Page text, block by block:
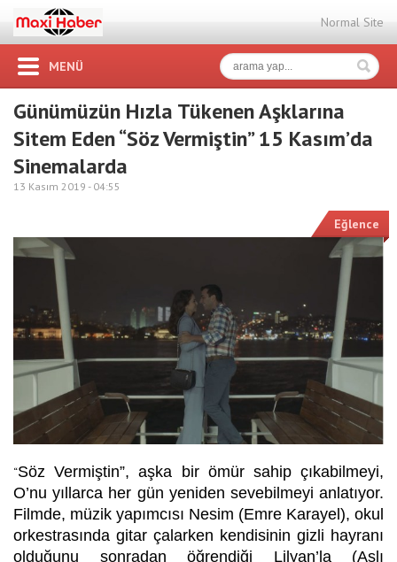
Normal Site
MENÜ
Günümüzün Hızla Tükenen Aşklarına
Sitem Eden “Söz Vermiştin” 15 Kasım’da
Sinemalarda
13 Kasım 2019 - 04:55
Eğlence
“Söz Vermiştin”, aşka bir ömür sahip çıkabilmeyi,
O’nu yıllarca her gün yeniden sevebilmeyi anlatıyor.
Filmde, müzik yapımcısı Nesim (Emre Karayel), okul
orkestrasında gitar çalarken kendisinin gizli hayranı
olduğunu sonradan öğrendiği Lilyan’la (Aslı